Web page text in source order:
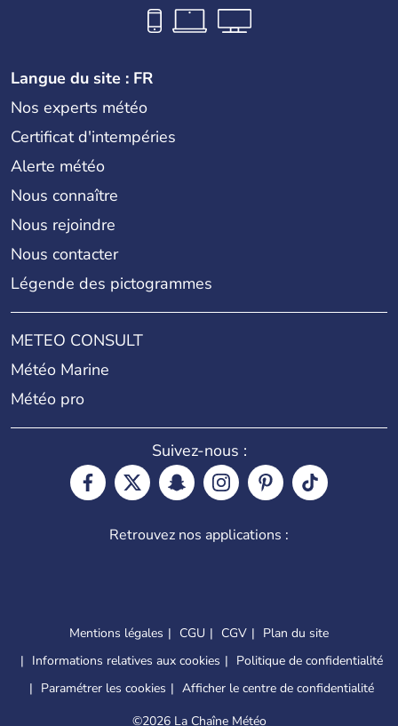
Langue du site : FR
Nos experts météo
Certificat d'intempéries
Alerte météo
Nous connaître
Nous rejoindre
Nous contacter
Légende des pictogrammes
METEO CONSULT
Météo Marine
Météo pro
Suivez-nous :
Retrouvez nos applications :
Mentions légales CGU CGV
Plan du site
Informations relatives aux cookies
Politique de confidentialité
Paramétrer les cookies
Afficher le centre de confidentialité
©2026 La Chaîne Météo